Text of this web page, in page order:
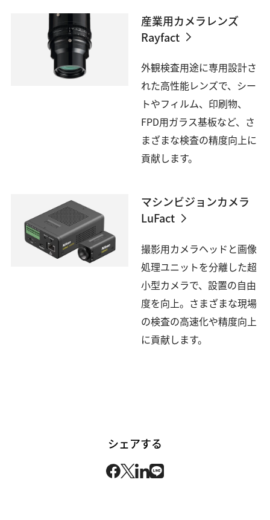
産業用カメラレンズ
Rayfact
外観検査用途に専用設計さ
れた高性能レンズで、シー
トやフィルム、印刷物、
FPD用ガラス基板など、さ
まざまな検査の精度向上に
貢献します。
マシンビジョンカメラ
LuFact
撮影用カメラヘッドと画像
処理ユニットを分離した超
小型カメラで、設置の自由
度を向上。さまざまな現場
の検査の高速化や精度向上
に貢献します。
シェアする